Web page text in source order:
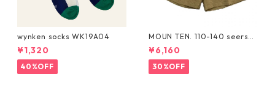
wynken socks WK19A04
¥1,320
40%OFF
MOUN TEN. 110-140 seersuc
ker half pants [MP55C-173
6a]
¥6,160
30%OFF